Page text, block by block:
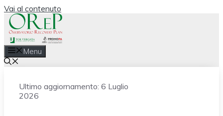
Vai al contenuto
Menu
Ultimo aggiornamento: 6 Luglio
2026